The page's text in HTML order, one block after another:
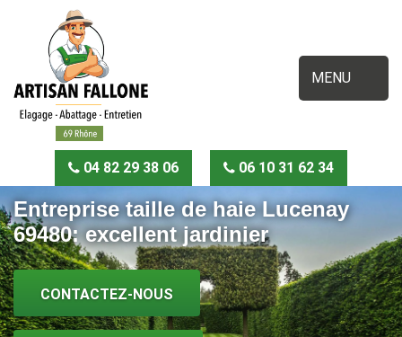
MENU
04 82 29 38 06 06 10 31 62 34
Entreprise taille de haie Lucenay
69480: excellent jardinier
CONTACTEZ-NOUS